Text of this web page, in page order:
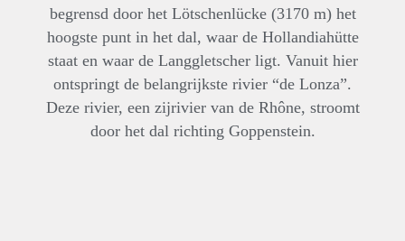
begrensd door het Lötschenlücke (3170 m) het
hoogste punt in het dal, waar de Hollandiahütte
staat en waar de Langgletscher ligt. Vanuit hier
ontspringt de belangrijkste rivier “de Lonza”.
Deze rivier, een zijrivier van de Rhône, stroomt
door het dal richting Goppenstein.